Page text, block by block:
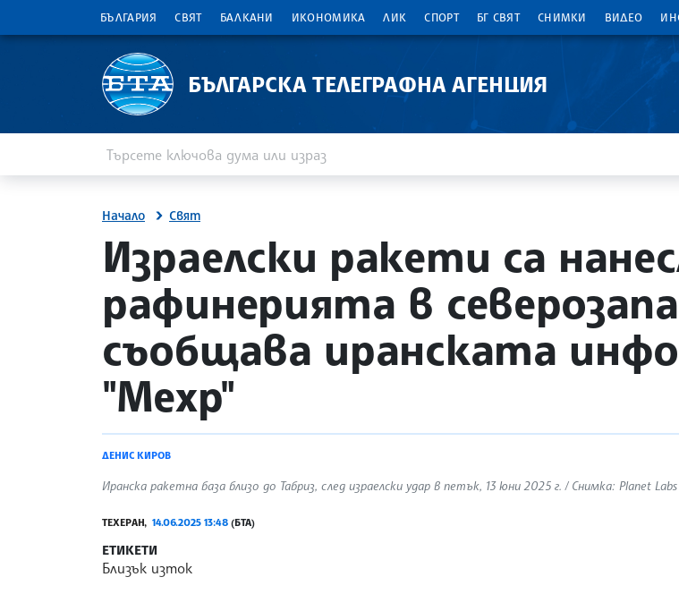
БЪЛГАРИЯ СВЯТ БАЛКАНИ ИКОНОМИКА ЛИК СПОРТ БГ СВЯТ СНИМКИ ВИДЕО
БЪЛГАРСКА ТЕЛЕГРАФНА АГЕНЦИЯ
Начало Свят
site.bta
Израелски ракети са
рафинерията в
съобщава иранската
"Мехр"
ДЕНИС КИРОВ
Иранска ракетна база близо до Табриз, след израелски удар в петък, 13 юни 2025 г. / Снимка: Planet Labs
ТЕХЕРАН, 14.06.2025 13:48 (БТА)
ЕТИКЕТИ
Близък изток